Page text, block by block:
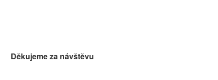
Děkujeme za návštěvu